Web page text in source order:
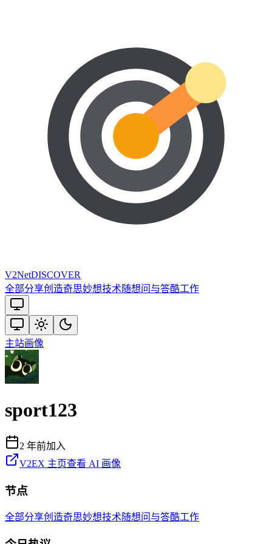
V2NetDISCOVER
全部分享创造奇思妙想技术随想问与答酷工作
主站画像
sport123
2 年前加入
V2EX 主页查看 AI 画像
节点
全部分享创造奇思妙想技术随想问与答酷工作